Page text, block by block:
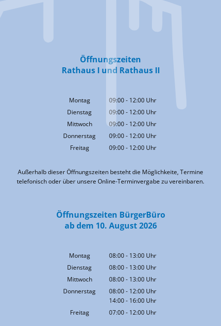
Öffnungszeiten
Rathaus I und Rathaus II
Montag 09:00- 12:00 Uhr
Von 09:00 bis 12:00 Uhr
Dienstag 09:00- 12:00 Uhr
Von 09:00 bis 12:00 Uhr
Mittwoch 09:00- 12:00 Uhr
Von 09:00 bis 12:00 Uhr
Donnerstag 09:00- 12:00 Uhr
Von 09:00 bis 12:00 Uhr
Freitag 09:00- 12:00 Uhr
Außerhalb dieser Öffnungszeiten besteht die Möglichkeite, Termine
telefonisch oder über unsere Online-Terminvergabe zu vereinbaren.
Öffnungszeiten BürgerBüro
ab dem 10. August 2026
Montag 08:00- 13:00 Uhr
Von 08:00 bis 13:00 Uhr
Dienstag 08:00- 13:00 Uhr
Von 08:00 bis 13:00 Uhr
Mittwoch 08:00- 13:00 Uhr
Von 08:00 bis 13:00 Uhr
Donnerstag 08:00- 12:00 Uhr
Von 08:00 bis 12:00 Uhr
14:00- 16:00 Uhr
Von 14:00 bis 16:00 Uhr
Freitag 07:00- 12:00 Uhr